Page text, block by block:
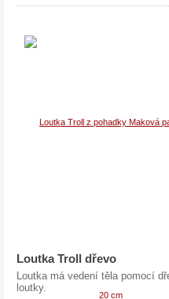
Loutka Troll dřevo
Loutka má vedení těla pomocí
loutky.